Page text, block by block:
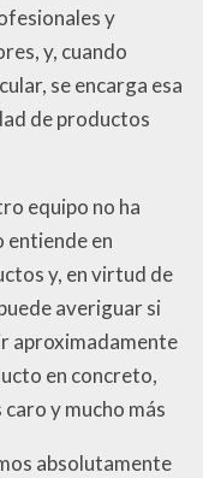
y
y, cuando
se encarga esa
de productos
equipo no ha
en
y, en virtud de
averiguar si
aproximadamente
en concreto,
y mucho más
absolutamente